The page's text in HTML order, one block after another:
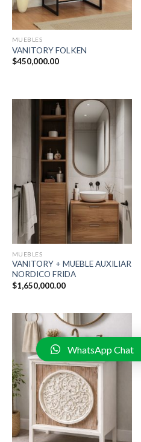
MUEBLES
VANITORY FOLKEN
$450,000.00
MUEBLES
VANITORY + MUEBLE AUXILIAR
NORDICO FRIDA
$1,650,000.00
WhatsApp Chat